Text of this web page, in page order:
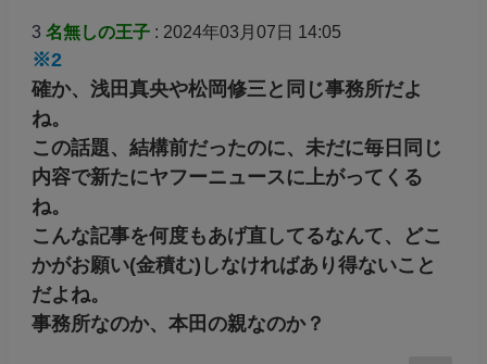
3 名無しの王子: 2024年03月07日 14:05
※2
確か、浅田真央や松岡修三と同じ事務所だよ
ね。
この話題、結構前だったのに、未だに毎日同じ
内容で新たにヤフーニュースに上がってくる
ね。
こんな記事を何度もあげ直してるなんて、どこ
かがお願い(金積む)しなければあり得ないこと
だよね。
事務所なのか、本田の親なのか？